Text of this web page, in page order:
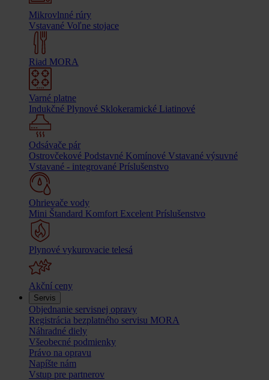
Mikrovlnné rúry
Vstavané Voľne stojace
Riad MORA
Varné platne
Indukčné Plynové Sklokeramické Liatinové
Odsávače pár
Ostrovčekové Podstavné Komínové Vstavané výsuvné
Vstavané - integrované Príslušenstvo
Ohrievače vody
Mini Štandard Komfort Excelent Príslušenstvo
Plynové vykurovacie telesá
Akční ceny
Servis
Objednanie servisnej opravy
Registrácia bezplatného servisu MORA
Náhradné diely
Všeobecné podmienky
Právo na opravu
Napíšte nám
Vstup pre partnerov